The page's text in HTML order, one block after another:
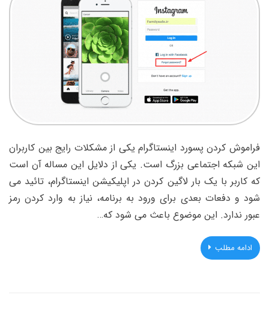
فراموش کردن پسورد اینستاگرام یکی از مشکلات رایج بین کاربران
این شبکه اجتماعی بزرگ است. یکی از دلایل این مساله آن است
که کاربر با یک بار لاگین کردن در اپلیکیشن اینستاگرام، تائید می
شود و دفعات بعدی برای ورود به برنامه، نیاز به وارد کردن رمز
عبور ندارد. این موضوع باعث می شود که…
ادامه مطلب